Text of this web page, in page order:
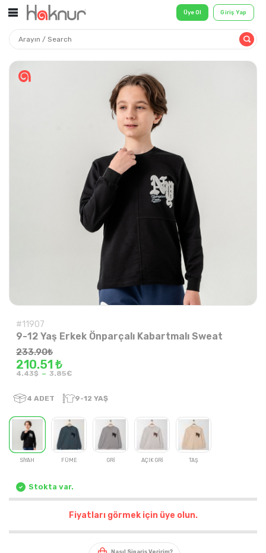
Üye Ol
#11907
9-12 Yaş Erkek Önparçalı Kabartmalı Sweat
233.90₺
210.51 ₺
4.43$ - 3.85€
4 ADET 9-12 YAŞ
SİYAH FÜME GRİ AÇIK GRİ TAŞ
Stokta var.
Fiyatları görmek için üye olun.